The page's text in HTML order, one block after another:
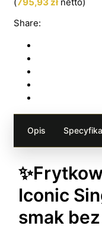
(795,93złnetto)
Share:
Opis
Iconic
smak